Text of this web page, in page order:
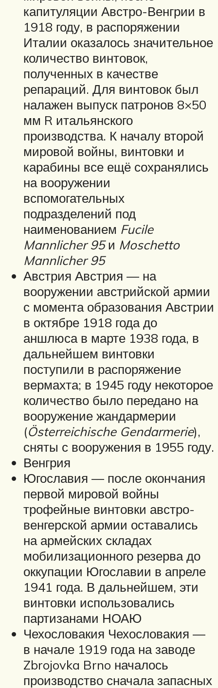
капитуляции Австро-Венгрии в
1918 году, в распоряжении
Италии оказалось значительное
количество винтовок,
полученных в качестве
репараций. Для винтовок был
налажен выпуск патронов 8×50
мм R итальянского
производства. К началу второй
мировой войны, винтовки и
карабины все ещё сохранялись
на вооружении
вспомогательных
подразделений под
наименованием Fucile
Mannlicher 95и Moschetto
Mannlicher 95
Австрия Австрия — на
вооружении австрийской армии
с момента образования Австрии
в октябре 1918 года до
аншлюса в марте 1938 года, в
дальнейшем винтовки
поступили в распоряжение
вермахта; в 1945 году некоторое
количество было передано на
вооружение жандармерии
(Österreichische Gendarmerie),
сняты с вооружения в 1955 году.
Венгрия
Югославия — после окончания
первой мировой войны
трофейные винтовки австро-
венгерской армии оставались
на армейских складах
мобилизационного резерва до
оккупации Югославии в апреле
1941 года. В дальнейшем, эти
винтовки использовались
партизанами НОАЮ
Чехословакия Чехословакия —
в начале 1919 года на заводе
Zbrojovka Brno началось
производство сначала запасных